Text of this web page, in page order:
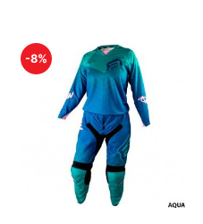
-8%